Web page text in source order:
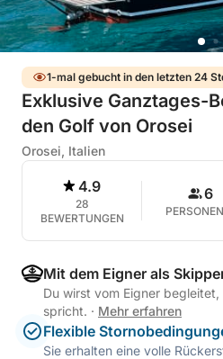
1-mal gebucht in den letzten 24
Exklusive Ganztages-
den Golf von Orosei
Orosei, Italien
4.9
28
BEWERTUNGEN
6
PERSONEN
Mit dem Eigner als
Du wirst vom Eigner
spricht. · Mehr erfahren
Flexible
Sie erhalten eine volle